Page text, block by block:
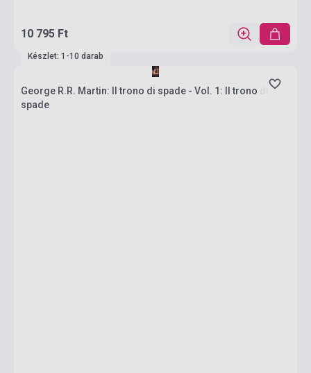
10 795 Ft
Készlet: 1-10 darab
George R.R. Martin: Il trono di spade - Vol. 1: Il trono di
spade